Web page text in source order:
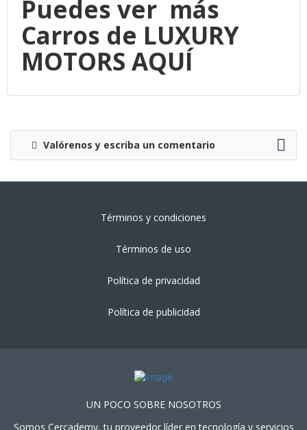
Puedes ver más
Carros de LUXURY
MOTORS AQUÍ
Valórenos y escriba un comentario
Términos y condiciones
Términos de uso
Política de privacidad
Política de publicidad
UN POCO SOBRE NOSOTROS
Somos Cercademy, tu proveedor líder en tecnología y servicios